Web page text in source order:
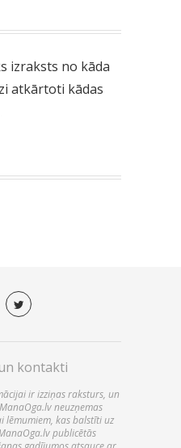
izraksts no kāda
atkārtoti kādas
kontakti
ir izziņas raksturs, un
neuzņemas
kas balstīti uz
publicētās